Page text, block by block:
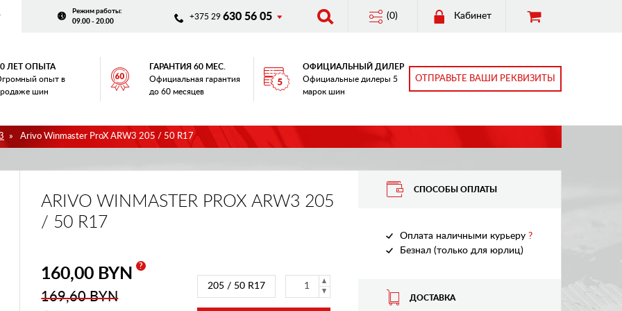
Режим работы:
09.00 - 20.00
+375 29 630 56 05 (0) Кабинет
ЛЕТ ОПЫТА
опыт в
шин
ГАРАНТИЯ 60 МЕС.
Официальная гарантия
до 60 месяцев
ОФИЦИАЛЬНЫЙ ДИЛЕР
Официальные дилеры 5
марок шин
ОТПРАВЬТЕ ВАШИ РЕКВИЗИТЫ
Arivo Winmaster ProX ARW3 205 / 50 R17
ARIVO WINMASTER PROX ARW3 205
/ 50 R17
160,00 BYN ?
169,60 BYN
205 / 50 R17
СПОСОБЫ ОПЛАТЫ
Оплата наличными курьеру ?
Безнал (только для юрлиц)
ДОСТАВКА